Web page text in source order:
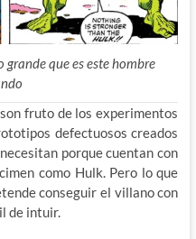
que es este hombre
fruto de los experimentos
defectuosos creados
porque cuentan con
como Hulk. Pero lo que
conseguir el villano con
de intuir.